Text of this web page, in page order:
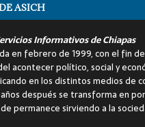
ASICH
Informativos de Chiapas
en febrero de 1999, con el fin
acontecer político, social y
en los distintos medios de
después se transforma en
permanece sirviendo a la